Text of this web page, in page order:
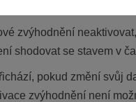
prostřednictvím
zvýhodnění
shodovat se stavem v
pokud změní svůj
zvýhodnění není